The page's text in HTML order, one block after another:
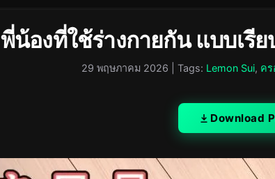
พี่น้องที่ใช้ร่างกายกัน แบบเรี
29 พฤษภาคม 2026 | Tags: Lemon Sui, คร
Download